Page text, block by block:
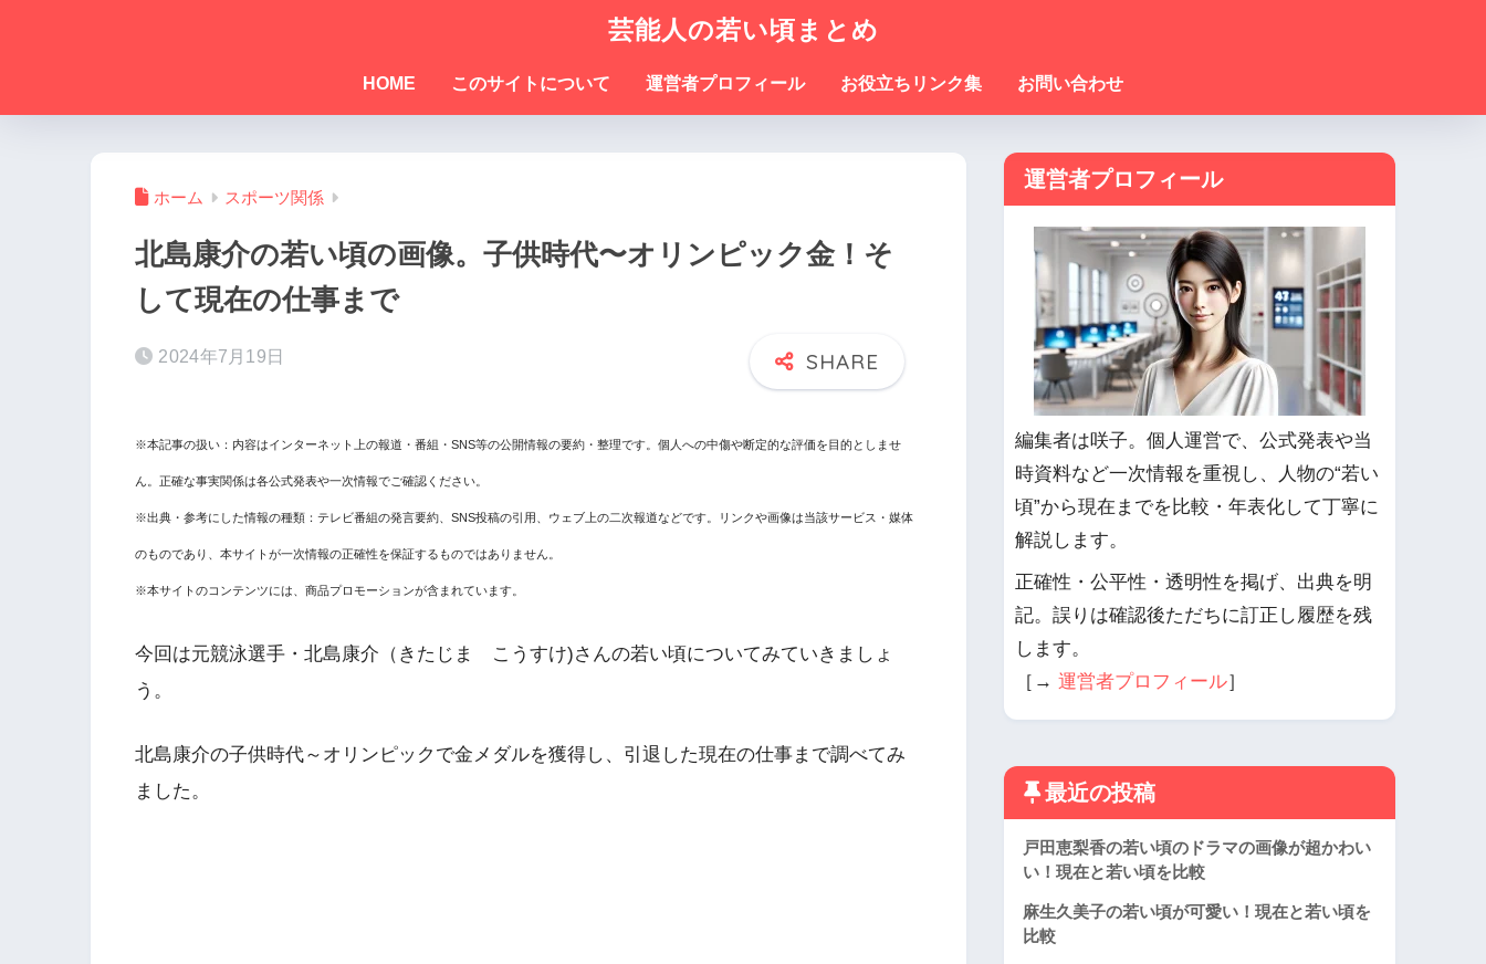
芸能人の若い頃まとめ
HOME このサイトについて 運営者プロフィール お役立ちリンク集 お問い合わせ
ホーム スポーツ関係
北島康介の若い頃の画像。子供時代〜オリンピック金！そ
して現在の仕事まで
2024年7月19日
※本記事の扱い：内容はインターネット上の報道・番組・SNS等の公開情報の要約・整理です。個人への中傷や断定的な評価を目的としませ
ん。正確な事実関係は各公式発表や一次情報でご確認ください。
※出典・参考にした情報の種類：テレビ番組の発言要約、SNS投稿の引用、ウェブ上の二次報道などです。リンクや画像は当該サービス・媒体
のものであり、本サイトが一次情報の正確性を保証するものではありません。
※本サイトのコンテンツには、商品プロモーションが含まれています。
今回は元競泳選手・北島康介（きたじま こうすけ)さんの若い頃についてみていきましょ
う。
北島康介の子供時代～オリンピックで金メダルを獲得し、引退した現在の仕事まで調べてみ
ました。
運営者プロフィール
編集者は咲子。個人運営で、公式発表や当
時資料など一次情報を重視し、人物の“若い
頃”から現在までを比較・年表化して丁寧に
解説します。
正確性・公平性・透明性を掲げ、出典を明
記。誤りは確認後ただちに訂正し履歴を残
します。
［→ 運営者プロフィール］
最近の投稿
戸田恵梨香の若い頃のドラマの画像が超かわい
い！現在と若い頃を比較
麻生久美子の若い頃が可愛い！現在と若い頃を
比較